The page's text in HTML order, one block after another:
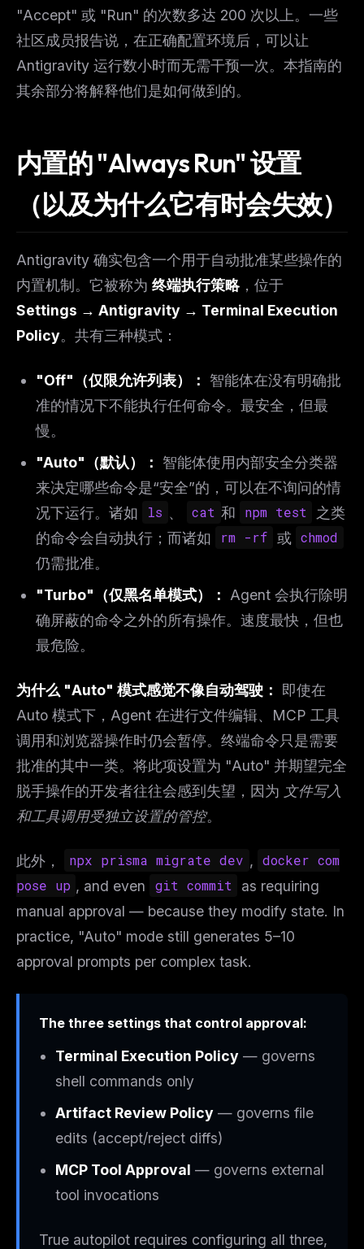
"Accept" 或 "Run" 的次数多达 200 次以上。一些
社区成员报告说，在正确配置环境后，可以让
Antigravity 运行数小时而无需干预一次。本指南的
其余部分将解释他们是如何做到的。
内置的 "Always Run" 设置
（以及为什么它有时会失效）
Antigravity 确实包含一个用于自动批准某些操作的
内置机制。它被称为 终端执行策略 ，位于
Settings → Antigravity → Terminal Execution
Policy。共有三种模式：
"Off"（仅限允许列表）：
智能体在没有明确批
准的情况下不能执行任何命令。最安全，但最
慢。
"Auto"（默认）：
智能体使用内部安全分类器
来决定哪些命令是“安全”的，可以在不询问的情
况下运行。诸如
ls 、 cat 和 npm test
之类
的命令会自动执行；而诸如
rm -rf 或 chmod
仍需批准。
"Turbo"（仅黑名单模式）：
Agent 会执行除明
确屏蔽的命令之外的所有操作。速度最快，但也
最危险。
为什么 "Auto" 模式感觉不像自动驾驶：
即使在
Auto 模式下，Agent 在进行文件编辑、MCP 工具
调用和浏览器操作时仍会暂停。终端命令只是需要
批准的其中一类。将此项设置为 "Auto" 并期望完全
脱手操作的开发者往往会感到失望，因为 文件写入
和工具调用受独立设置的管控。
此外， npx prisma migrate dev , docker com
pose up , and even git commit
as requiring
manual approval — because they modify state. In
practice, "Auto" mode still generates 5–10
approval prompts per complex task.
The three settings that control approval:
Terminal Execution Policy — governs
shell commands only
Artifact Review Policy — governs file
edits (accept/reject diffs)
MCP Tool Approval — governs external
tool invocations
True autopilot requires configuring all three,